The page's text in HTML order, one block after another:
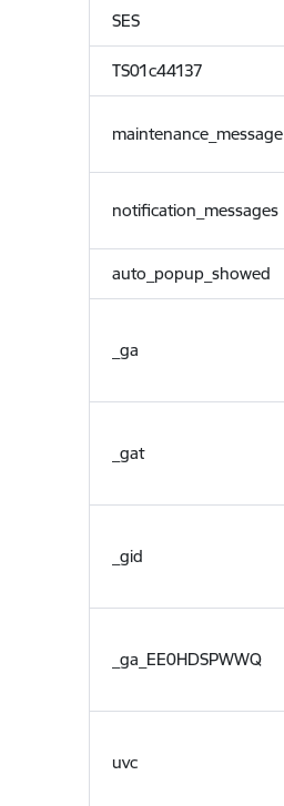
SES
TS01c44137
maintenance_message
notification_messages
auto_popup_showed
_ga
_gat
_gid
_ga_EE0HDSPWWQ
uvc